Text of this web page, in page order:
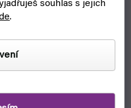
souhlas s jejich
. (REXHry)
a postav se zlu v